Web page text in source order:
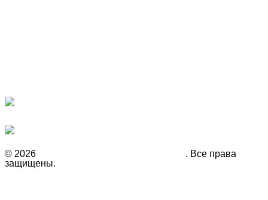
© 2026
. Все права
защищены.